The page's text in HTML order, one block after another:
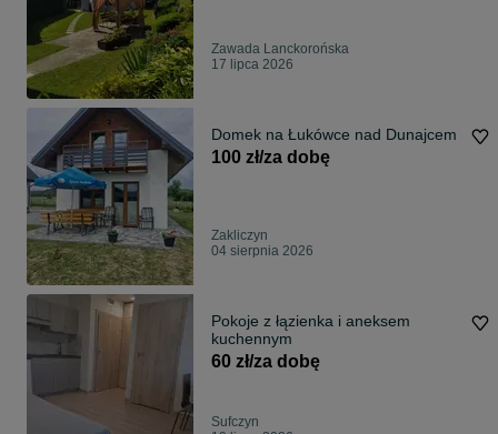
Zawada Lanckorońska
17 lipca 2026
Domek na Łukówce nad Dunajcem
100 zł/za dobę
Zakliczyn
04 sierpnia 2026
Pokoje z łązienka i aneksem
kuchennym
60 zł/za dobę
Sufczyn